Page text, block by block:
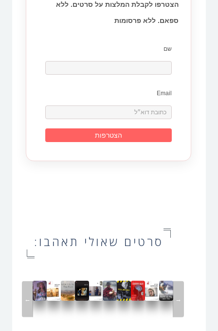
הצטרפו לקבלת המלצות על סרטים. ללא
ספאם. ללא פרסומות
שם
Email
סרטים שאולי תאהבו:
← →